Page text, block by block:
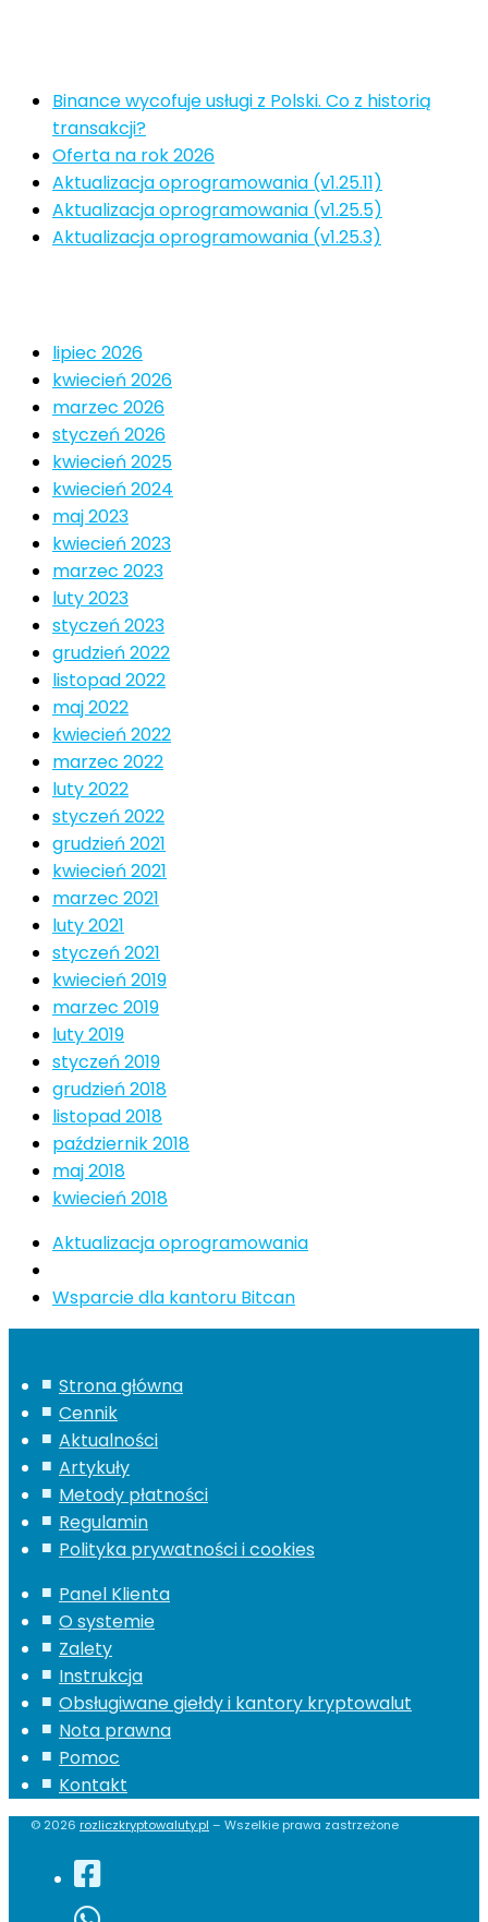
Binance wycofuje usługi z Polski. Co z historią
transakcji?
Oferta na rok 2026
Aktualizacja oprogramowania (v1.25.11)
Aktualizacja oprogramowania (v1.25.5)
Aktualizacja oprogramowania (v1.25.3)
lipiec 2026
kwiecień 2026
marzec 2026
styczeń 2026
kwiecień 2025
kwiecień 2024
maj 2023
kwiecień 2023
marzec 2023
luty 2023
styczeń 2023
grudzień 2022
listopad 2022
maj 2022
kwiecień 2022
marzec 2022
luty 2022
styczeń 2022
grudzień 2021
kwiecień 2021
marzec 2021
luty 2021
styczeń 2021
kwiecień 2019
marzec 2019
luty 2019
styczeń 2019
grudzień 2018
listopad 2018
październik 2018
maj 2018
kwiecień 2018
Nawigacja
wpisu
Poprzedni
Aktualizacja oprogramowania
do
listy
Następny
post
Wsparcie dla kantoru Bitcan
Strona główna
Cennik
Aktualności
Artykuły
Metody płatności
Regulamin
Polityka prywatności i cookies
Panel Klienta
O systemie
Zalety
Instrukcja
Obsługiwane giełdy i kantory kryptowalut
Nota prawna
Pomoc
Kontakt
© 2026 rozliczkryptowaluty.pl – Wszelkie prawa zastrzeżone